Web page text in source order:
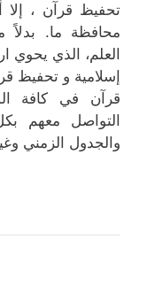
تحفيظ قرآن ،
محافظة ما. بدلاً
العلم، الذي يحوي
إسلامية و تحفيظ
قرآن في كافة
التواصل معهم
والجدول الزمني